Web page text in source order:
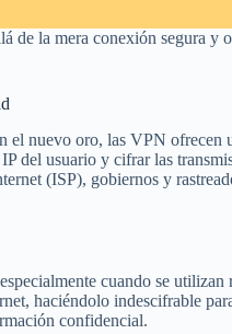
de la mera conexión segura y
el nuevo oro, las VPN
del usuario y cifrar las
(ISP), gobiernos y
cuando se
haciéndolo indescifrable
confidencial.